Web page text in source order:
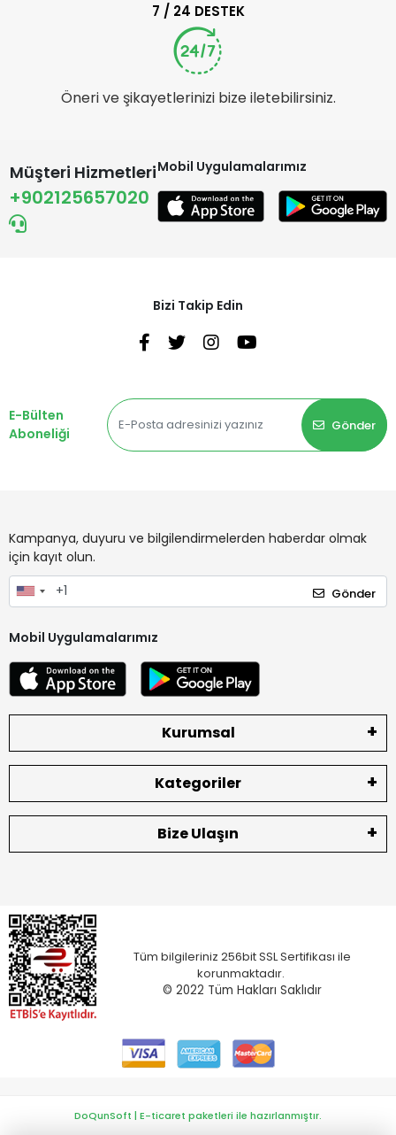
7 / 24 DESTEK
Öneri ve şikayetlerinizi bize iletebilirsiniz.
Müşteri Hizmetleri
+902125657020
Mobil Uygulamalarımız
Bizi Takip Edin
E-Bülten
Aboneliği
Gönder
Kampanya, duyuru ve bilgilendirmelerden haberdar olmak
için kayıt olun.
Gönder
Mobil Uygulamalarımız
Kurumsal
Kategoriler
Bize Ulaşın
Tüm bilgileriniz 256bit SSL Sertifikası ile
korunmaktadır.
© 2022 Tüm Hakları Saklıdır
DoQunSoft | E-ticaret paketleri ile hazırlanmıştır.